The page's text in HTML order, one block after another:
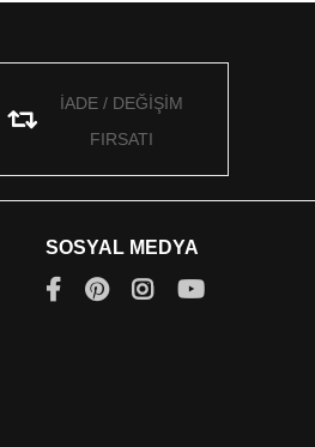
İADE / DEĞİŞİM
FIRSATI
SOSYAL MEDYA